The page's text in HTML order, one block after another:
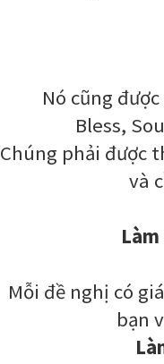
Nó cũng
Bless,
Chúng phải được
và
Mỗi đề nghị có
bạn